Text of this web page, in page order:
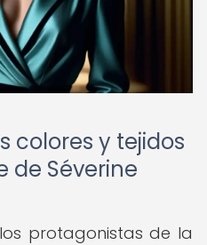
colores y tejidos
de Séverine
protagonistas de la